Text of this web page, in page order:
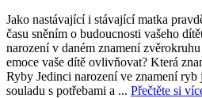
Jako nastávající i stávající matka
času sněním o budoucnosti vašeho
narození v daném znamení
emoce vaše dítě ovlivňovat? Která
Ryby Jedinci narození ve znamení
souladu s potřebami a ... Přečtěte si